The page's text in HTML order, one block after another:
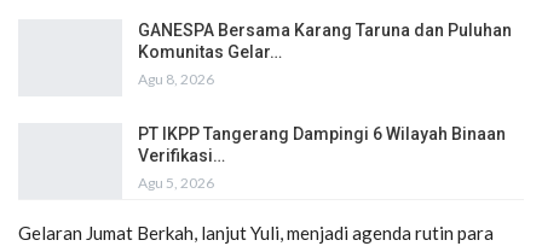
GANESPA Bersama Karang Taruna dan Puluhan
Komunitas Gelar…
Agu 8, 2026
PT IKPP Tangerang Dampingi 6 Wilayah Binaan
Verifikasi…
Agu 5, 2026
Gelaran Jumat Berkah, lanjut Yuli, menjadi agenda rutin para